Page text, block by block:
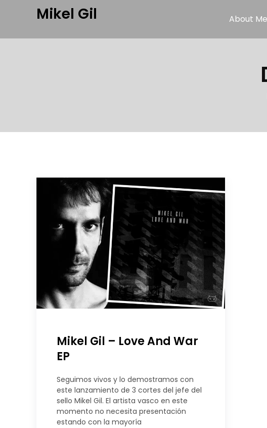
Mikel Gil About Me
Mikel Gil – Love And War
EP
Seguimos vivos y lo demostramos con
este lanzamiento de 3 cortes del jefe del
sello Mikel Gil. El artista vasco en este
momento no necesita presentación
estando con la mayoría